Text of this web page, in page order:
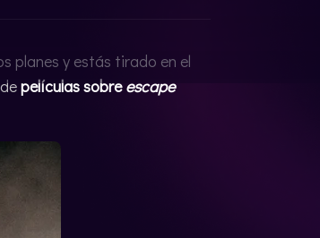
planes y estás tirado en el
películas sobreescape